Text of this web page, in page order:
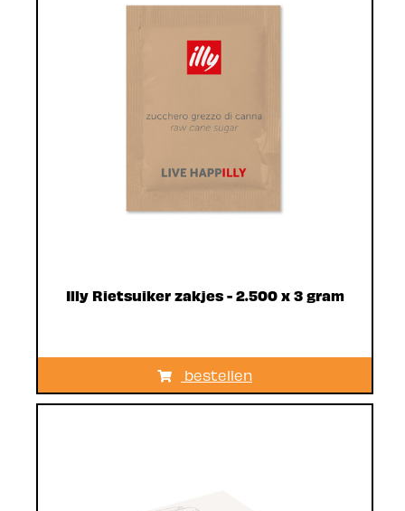
Illy Rietsuiker zakjes - 2.500 x 3 gram
bestellen